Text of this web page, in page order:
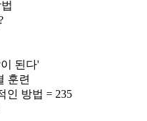
된다'
훈련
인 방법 = 235